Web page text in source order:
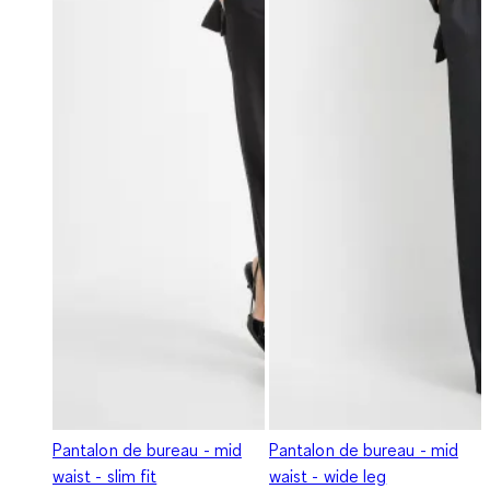
Pantalon de bureau - mid
waist - slim fit
Pantalon de bureau - mid
waist - wide leg